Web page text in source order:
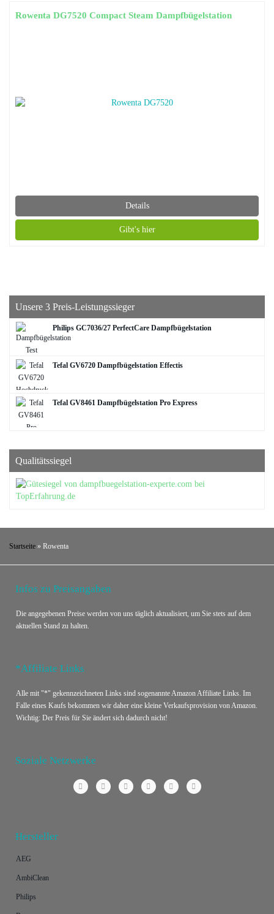
Rowenta DG7520 Compact Steam Dampfbügelstation
Details
Gibt's hier
Unsere 3 Preis-Leistungssieger
Philips GC7036/27 PerfectCare Dampfbügelstation
Tefal GV6720 Dampfbügelstation Effectis
Tefal GV8461 Dampfbügelstation Pro Express
Qualitätssiegel
Startseite » Rowenta
Infos zu Preisangaben
Die angegebenen Preise werden von uns täglich aktualisiert, um Sie stets auf dem
aktuellen Stand zu halten.
*Affiliate Links
Alle mit "*" gekennzeichneten Links sind sogenannte Amazon Affiliate Links. Im
Falle eines Kaufs bekommen wir daher eine kleine Verkaufsprovision von Amazon.
Wichtig: Der Preis für Sie ändert sich dadurch nicht!
Soziale Netzwerke
Hersteller
AEG
AmbiClean
Philips